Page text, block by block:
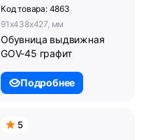
Код товара: 4863
91x438x427, мм
Обувница выдвижная
GOV-45 графит
Подробнее
5